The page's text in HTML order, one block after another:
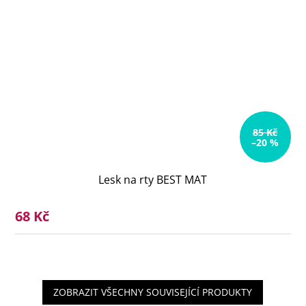
85 Kč
–20 %
Lesk na rty BEST MAT
68 Kč
ZOBRAZIT VŠECHNY SOUVISEJÍCÍ PRODUKTY